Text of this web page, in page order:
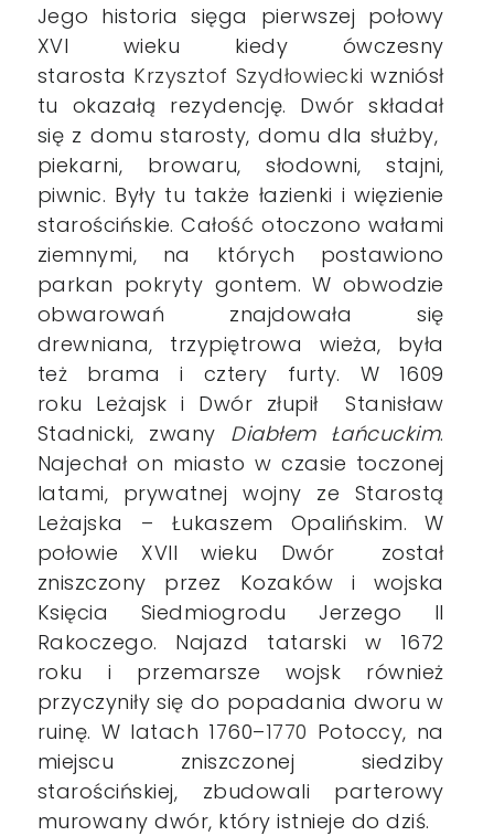
Jego historia sięga pierwszej połowy
XVI wieku kiedy ówczesny
starosta Krzysztof Szydłowiecki wzniósł
tu okazałą rezydencję. Dwór składał
się z domu starosty, domu dla służby,
piekarni, browaru, słodowni, stajni,
piwnic. Były tu także łazienki i więzienie
starościńskie. Całość otoczono wałami
ziemnymi, na których postawiono
parkan pokryty gontem. W obwodzie
obwarowań znajdowała się
drewniana, trzypiętrowa wieża, była
też brama i cztery furty. W 1609
roku Leżajsk i Dwór złupił Stanisław
Stadnicki, zwany Diabłem Łańcuckim.
Najechał on miasto w czasie toczonej
latami, prywatnej wojny ze Starostą
Leżajska – Łukaszem Opalińskim. W
połowie XVII wieku Dwór został
zniszczony przez Kozaków i wojska
Księcia Siedmiogrodu Jerzego II
Rakoczego. Najazd tatarski w 1672
roku i przemarsze wojsk również
przyczyniły się do popadania dworu w
ruinę. W latach 1760–1770 Potoccy, na
miejscu zniszczonej siedziby
starościńskiej, zbudowali parterowy
murowany dwór, który istnieje do dziś.